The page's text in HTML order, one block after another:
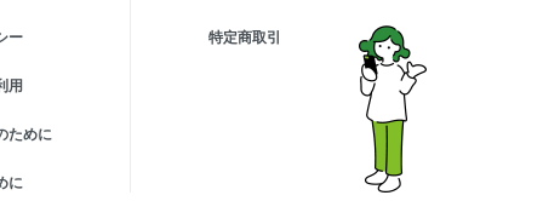
ー
用
ために
に
特定商取引